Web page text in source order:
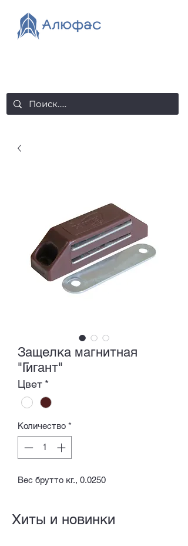
Защелка магнитная
"Гигант"
Цвет *
Количество *
Вес брутто кг., 0.0250
Хиты и новинки